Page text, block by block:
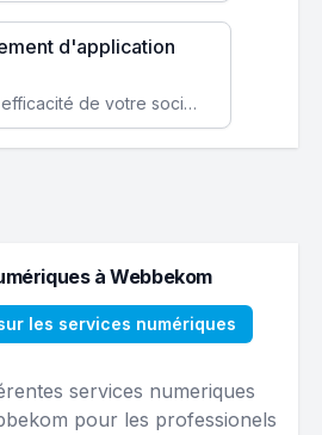
d'application
Améliorez l'efficacité de votre société avec une application web personnalisée accessible partout et tout le temps.
à Webbekom
les services numériques
services numeriques
pour les professionels